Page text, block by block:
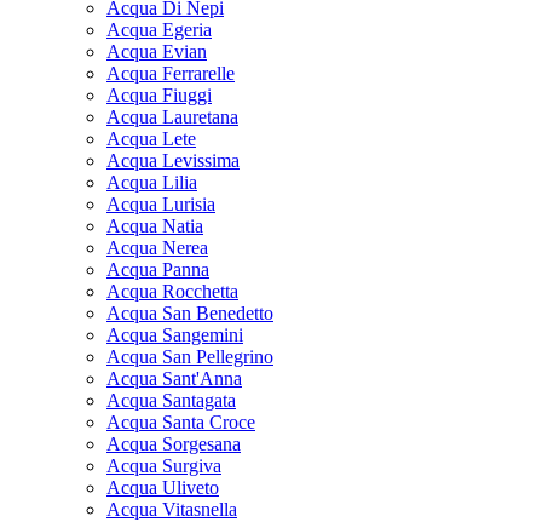
Acqua Di Nepi
Acqua Egeria
Acqua Evian
Acqua Ferrarelle
Acqua Fiuggi
Acqua Lauretana
Acqua Lete
Acqua Levissima
Acqua Lilia
Acqua Lurisia
Acqua Natia
Acqua Nerea
Acqua Panna
Acqua Rocchetta
Acqua San Benedetto
Acqua Sangemini
Acqua San Pellegrino
Acqua Sant'Anna
Acqua Santagata
Acqua Santa Croce
Acqua Sorgesana
Acqua Surgiva
Acqua Uliveto
Acqua Vitasnella